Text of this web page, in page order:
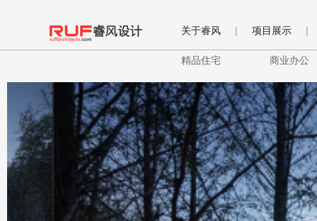
关于睿风 | 项目展示
精品住宅 商业办公
|